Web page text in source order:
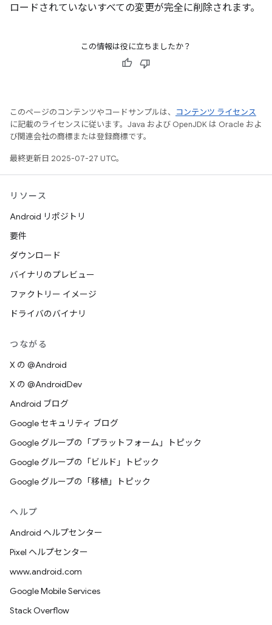
ロードされていないすべての変更が完全に削除されます。
この情報は役に立ちましたか？
このページのコンテンツやコードサンプルは、
コンテンツ ライセンス
に記載のライセンスに従います。Java および OpenJDK は Oracle およ
び関連会社の商標または登録商標です。
最終更新日 2025-07-27 UTC。
リソース
Android リポジトリ
要件
ダウンロード
バイナリのプレビュー
ファクトリー イメージ
ドライバのバイナリ
つながる
X の @Android
X の @AndroidDev
Android ブログ
Google セキュリティ ブログ
Google グループの「プラットフォーム」トピック
Google グループの「ビルド」トピック
Google グループの「移植」トピック
ヘルプ
Android ヘルプセンター
Pixel ヘルプセンター
www.android.com
Google Mobile Services
Stack Overflow